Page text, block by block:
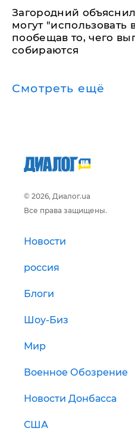
Загородний
могут "использовать
пообещав то, чего
собираются
Смотреть ещё
© 2026, Диалог.ua
Все права защищены.
Новости
россия
Блоги
Шоу-Биз
Мир
Военное Обозрение
Новости Донбасса
США